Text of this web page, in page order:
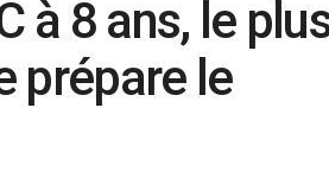
à 8 ans, le
prépare le